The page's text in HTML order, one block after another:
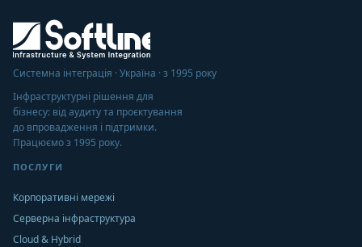
Системна інтеграція · Україна · з 1995 року
Інфраструктурні рішення для
бізнесу: від аудиту та проєктування
до впровадження і підтримки.
Працюємо з 1995 року.
ПОСЛУГИ
Корпоративні мережі
Серверна інфраструктура
Cloud & Hybrid